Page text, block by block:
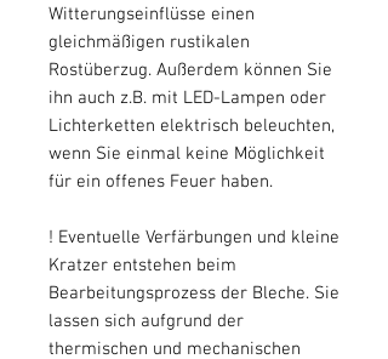
Witterungseinflüsse einen
gleichmäßigen rustikalen
Rostüberzug. Außerdem können Sie
ihn auch z.B. mit LED-Lampen oder
Lichterketten elektrisch beleuchten,
wenn Sie einmal keine Möglichkeit
für ein offenes Feuer haben.
! Eventuelle Verfärbungen und kleine
Kratzer entstehen beim
Bearbeitungsprozess der Bleche. Sie
lassen sich aufgrund der
thermischen und mechanischen